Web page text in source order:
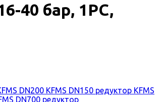
40 бар, 1PC,
DN200 KFMS DN150 редуктор KFMS
DN700 редуктор